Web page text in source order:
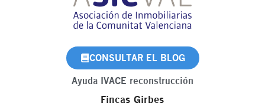
CONSULTAR EL BLOG
Ayuda IVACE reconstrucción
Fincas Girbes